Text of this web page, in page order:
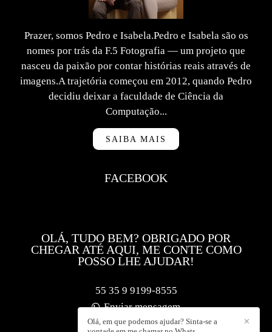
Prazer, somos Pedro e Isabela.Pedro e Isabela são os
nomes por trás da F.5 Fotografia — um projeto que
nasceu da paixão por contar histórias reais através de
imagens.A trajetória começou em 2012, quando Pedro
decidiu deixar a faculdade de Ciência da
Computação...
SAIBA MAIS
FACEBOOK
OLÁ, TUDO BEM? OBRIGADO POR
CHEGAR ATÉ AQUI, ME CONTE COMO
POSSO LHE AJUDAR!
55 35 9 9199-8555
Enviar mensagem
contato@f5foto.com.br
✕
Olá, em que podemos ajudar? Sinta-se a